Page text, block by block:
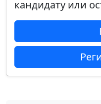
кандидату или